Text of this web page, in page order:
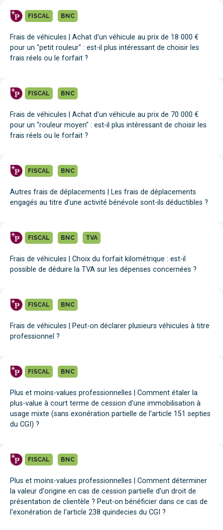
FISCAL BNC
Frais de véhicules | Achat d'un véhicule au prix de 18 000 €
pour un "petit rouleur" : est-il plus intéressant de choisir les
frais réels ou le forfait ?
FISCAL BNC
Frais de véhicules | Achat d'un véhicule au prix de 70 000 €
pour un "rouleur moyen" : est-il plus intéressant de choisir les
frais réels ou le forfait ?
FISCAL BNC
Autres frais de déplacements | Les frais de déplacements
engagés au titre d’une activité bénévole sont-ils déductibles ?
FISCAL BNC TVA
Frais de véhicules | Choix du forfait kilométrique : est-il
possible de déduire la TVA sur les dépenses concernées ?
FISCAL BNC
Frais de véhicules | Peut-on déclarer plusieurs véhicules à titre
professionnel ?
FISCAL BNC
Plus et moins-values professionnelles | Comment étaler la
plus-value à court terme de cession d'une immobilisation à
usage mixte (sans exonération partielle de l'article 151 septies
du CGI) ?
FISCAL BNC
Plus et moins-values professionnelles | Comment déterminer
la valeur d'origine en cas de cession partielle d'un droit de
présentation de clientèle ? Peut-on bénéficier dans ce cas de
l'exonération de l'article 238 quindecies du CGI ?